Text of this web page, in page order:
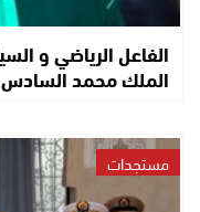
الفاعل الرياضي و
الملك محمد السادس
مستجدات